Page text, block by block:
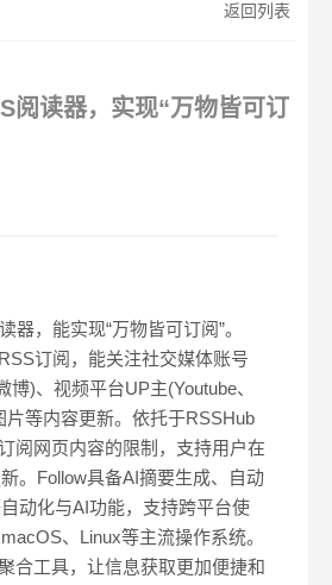
返回列表
阅读器，实现“万物皆可订
器，能实现“万物皆可订阅”。
订阅，能关注社交媒体账号
博)、视频平台UP主(Youtube、
片等内容更新。依托于RSSHub
阅网页内容的限制，支持用户在
。Follow具备AI摘要生成、自动
动化与AI功能，支持跨平台使
、Linux等主流操作系统。
合工具，让信息获取更加便捷和